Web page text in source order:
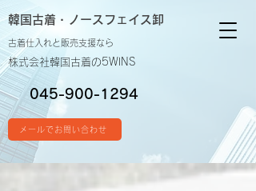
韓国古着・ ノースフェイス卸
古着仕入れと販売支援なら
株式会社韓国古着の5WINS
045-900-1294
メールでお問い合わせ